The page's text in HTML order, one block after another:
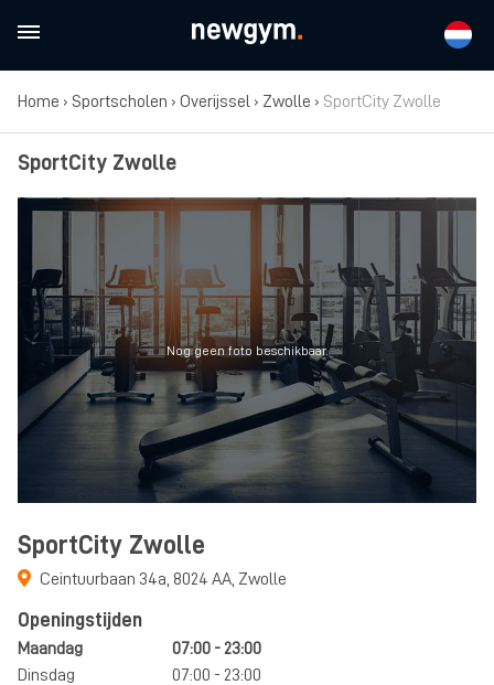
Home › Sportscholen › Overijssel › Zwolle › SportCity Zwolle
SportCity Zwolle
Nog geen foto beschikbaar.
SportCity Zwolle
Ceintuurbaan 34a, 8024 AA, Zwolle
Openingstijden
Maandag
07:00 - 23:00
Dinsdag
07:00 - 23:00